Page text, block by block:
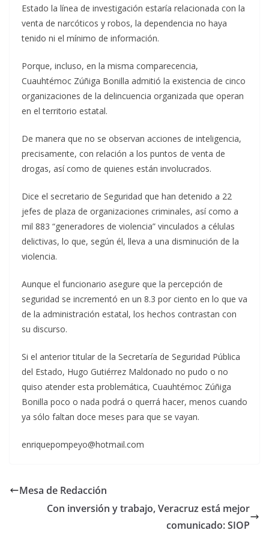
Estado la línea de investigación estaría relacionada con la
venta de narcóticos y robos, la dependencia no haya
tenido ni el mínimo de información.
Porque, incluso, en la misma comparecencia,
Cuauhtémoc Zúñiga Bonilla admitió la existencia de cinco
organizaciones de la delincuencia organizada que operan
en el territorio estatal.
De manera que no se observan acciones de inteligencia,
precisamente, con relación a los puntos de venta de
drogas, así como de quienes están involucrados.
Dice el secretario de Seguridad que han detenido a 22
jefes de plaza de organizaciones criminales, así como a
mil 883 “generadores de violencia” vinculados a células
delictivas, lo que, según él, lleva a una disminución de la
violencia.
Aunque el funcionario asegure que la percepción de
seguridad se incrementó en un 8.3 por ciento en lo que va
de la administración estatal, los hechos contrastan con
su discurso.
Si el anterior titular de la Secretaría de Seguridad Pública
del Estado, Hugo Gutiérrez Maldonado no pudo o no
quiso atender esta problemática, Cuauhtémoc Zúñiga
Bonilla poco o nada podrá o querrá hacer, menos cuando
ya sólo faltan doce meses para que se vayan.
enriquepompeyo@hotmail.com
Mesa de Redacción
Con inversión y trabajo, Veracruz está mejor
comunicado: SIOP